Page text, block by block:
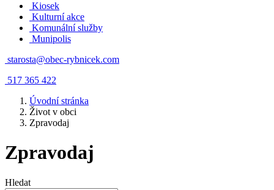
Kiosek
Kulturní akce
Komunální služby
Munipolis
starosta@obec-rybnicek.com
517 365 422
Úvodní stránka
Život v obci
Zpravodaj
Zpravodaj
Hledat